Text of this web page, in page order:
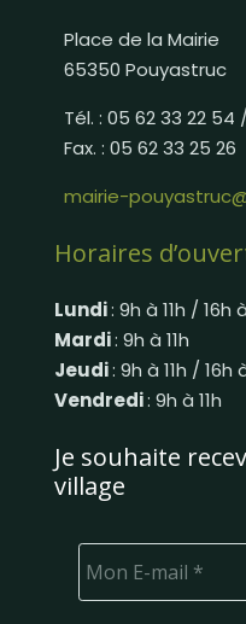
Place de la Mairie
65350 Pouyastruc
Tél. : 05 62 33 22
Fax. : 05 62 33 25 26
mairie-
Horaires
Lundi: 9h à 11h / 16h
Mardi: 9h à 11h
Jeudi: 9h à 11h / 16h
Vendredi: 9h à 11h
Je souhaite
village